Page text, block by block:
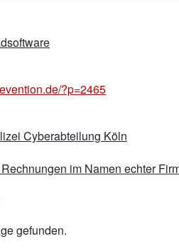
?p=2465
Cyberabteilung Köln
im Namen echter
gefunden.